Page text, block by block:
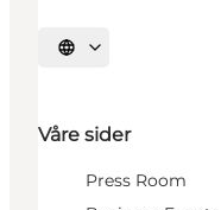
Velg språk
Våre sider
Press Room